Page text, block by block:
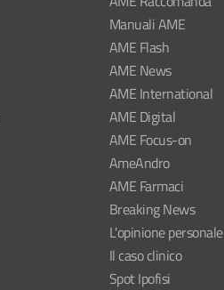
Manuali AME
AME Flash
AME News
AME International
AME Digital
AME Focus-on
AmeAndro
AME Farmaci
Breaking News
L'opinione personale
Il caso clinico
Spot Ipofisi